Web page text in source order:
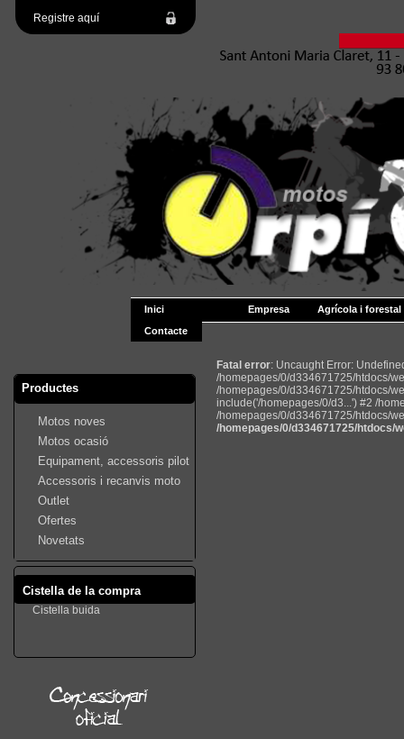
Registre aquí
Inici Empresa
Agrícola i forestal
Contacte
Productes
Motos noves
Motos ocasió
Equipament, accessoris pilot
Accessoris i recanvis moto
Outlet
Ofertes
Novetats
Cistella de la compra
Cistella buida
Fatal error: Uncaught Error:
/homepages/0/d334671725/htdocs/
/homepages/0/d334671725/htdocs/
include('/homepages/0/d3...') #2 /
/homepages/0/d334671725/htdocs/
/homepages/0/d334671725/htdocs/